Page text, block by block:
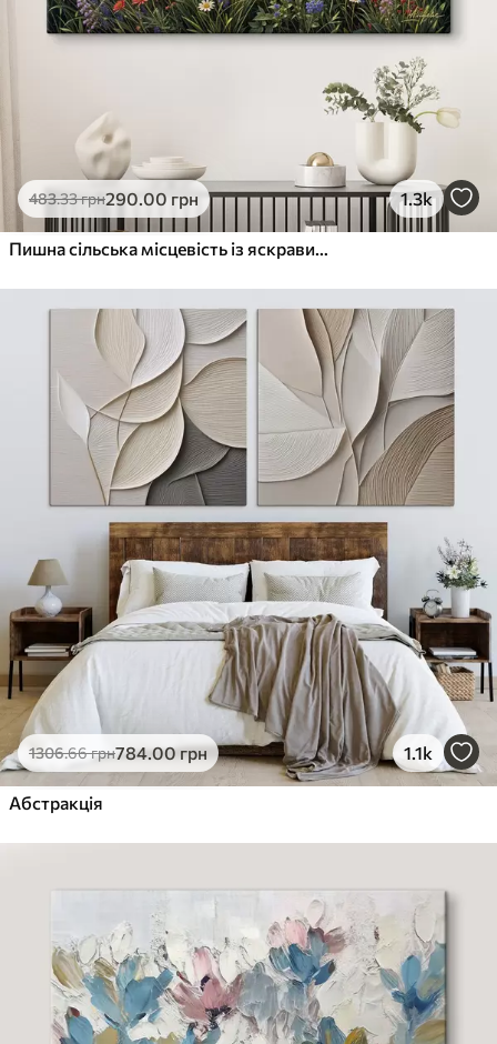
483.33грн290.00 грн 1.3k
Пишна сільська місцевість із яскравим лугом диких квітів, наповненим різнокольоровими квітами під хмарним небом
1306.66грн784.00грн 1.1k
Абстракція